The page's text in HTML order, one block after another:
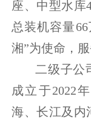
座、中型水库
总装机容量
湘”为使命，
二级子公
成立于2022
海、长江及内